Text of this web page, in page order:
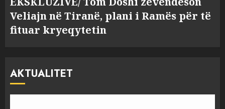
Veliajn në Tiranë, plani i Ramës për të
fituar kryeqytetin
AKTUALITET